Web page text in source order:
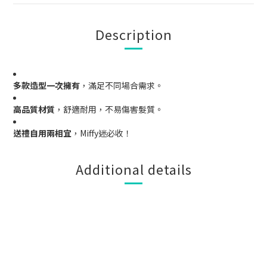
Description
多款造型一次擁有 ，滿足不同場合需求。
高品質材質 ，舒適耐用，不易傷害髮質。
送禮自用兩相宜 ，Miffy迷必收！
Additional details